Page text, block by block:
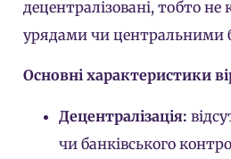
децентралізовані, тобто
урядами чи центральними
Основні характеристики
Децентралізація:
чи банківського